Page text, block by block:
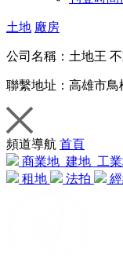
土地 廠房
公司名稱： 土地王
聯繫地址： 高雄市鳥
頻道導航 首頁
商業地 建地 工
租地
法拍